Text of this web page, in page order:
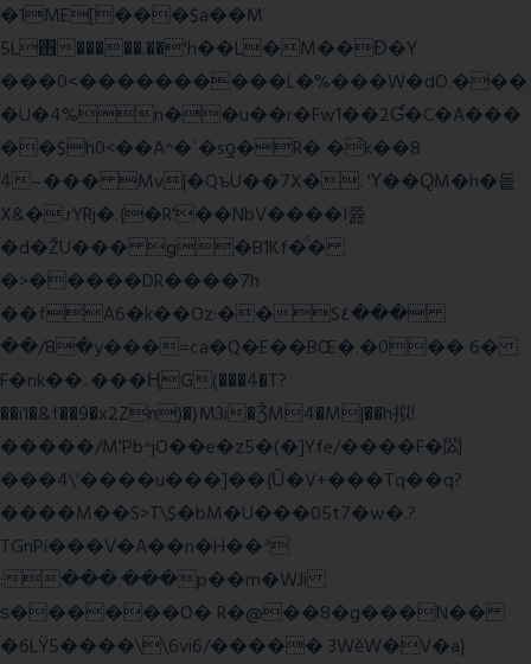
�1ME[���$a��M
5L΋�����.��'h��L�M��Ɖ�Y
���0˂����������L�%���W�dO.���
�U�4%n��u��r�Fw1��2Ɠ�C�A���
��$h0<��A^�ʿ�sƍ�R� �͗k��8
4~��� Mv|�QъU��7X�. 'Ү��ԚM�h�돝
X&�.rYRj�.{�R'��NbV����I쯆
�d�ŽU��� g�B1Kf�̈́�
�>�����DR����7h
��fA6�k��Oz:��S٤���
��/8�y���=ca�Q�E��BŒ�.�0�� 6�
F�nk��ۦ���ҢG(���4�T?
��i1�&f��9�x2Zn)�}M3i�ǮM4�M|��h拟!
�����/M'Pb^jO��e�z5�(�]Yfe/����F�閦
���4\'����u���]��{Ȕ�V+���Tq��q?
����M��S>T\$�bM�U���05t7�w�.?
TGnPi���V�A��n�H��ᐣ
:���.���p��m�WJi
ѕ������O� R�@��8�g���N��
�6LŸ5����\\6vi6/����� 3WěW�V�a}